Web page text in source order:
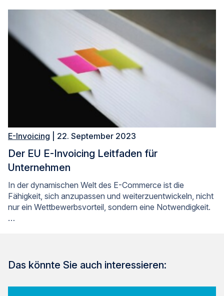
E-Invoicing | 22. September 2023
Der EU E-Invoicing Leitfaden für
Unternehmen
In der dynamischen Welt des E-Commerce ist die
Fähigkeit, sich anzupassen und weiterzuentwickeln, nicht
nur ein Wettbewerbsvorteil, sondern eine Notwendigkeit.
…
Das könnte Sie auch interessieren: